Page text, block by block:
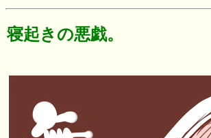
寝起きの悪戯。